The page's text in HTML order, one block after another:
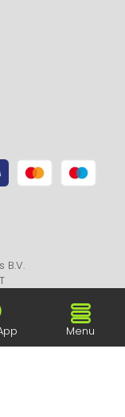
B.V.
Menu